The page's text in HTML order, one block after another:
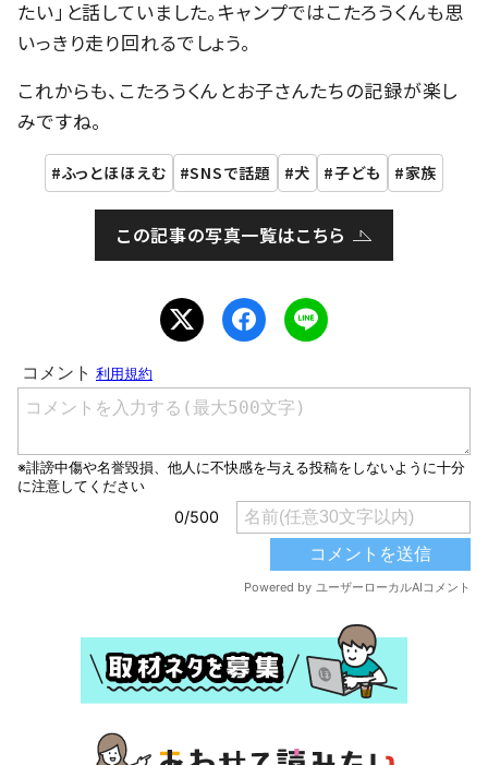
たい」と話していました。キャンプではこたろうくんも思
いっきり走り回れるでしょう。
これからも、こたろうくんとお子さんたちの記録が楽し
みですね。
ふっとほほえむ SNSで話題 犬 子ども 家族
この記事の写真一覧はこちら